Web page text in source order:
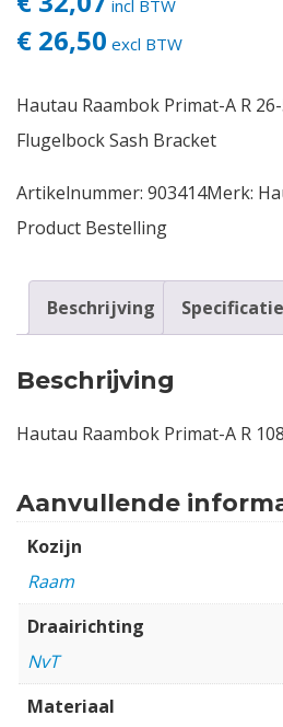
incl BTW
€ 26,50 excl BTW
Hautau Raambok Primat-A R
Flugelbock Sash Bracket
Artikelnummer: 903414Merk:
Product Bestelling
Beschrijving
Beschrijving
Hautau Raambok Primat-A R
Aanvullende
Kozijn
Raam
Draairichting
NvT
Materiaal